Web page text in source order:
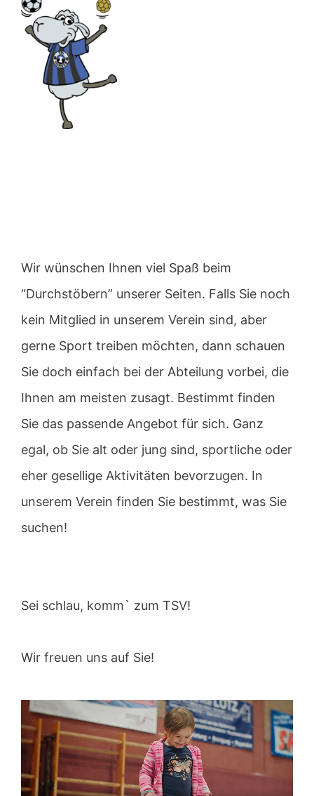
Wir wünschen Ihnen viel Spaß beim
“Durchstöbern” unserer Seiten. Falls Sie noch
kein Mitglied in unserem Verein sind, aber
gerne Sport treiben möchten, dann schauen
Sie doch einfach bei der Abteilung vorbei, die
Ihnen am meisten zusagt. Bestimmt finden
Sie das passende Angebot für sich. Ganz
egal, ob Sie alt oder jung sind, sportliche oder
eher gesellige Aktivitäten bevorzugen. In
unserem Verein finden Sie bestimmt, was Sie
suchen!
Sei schlau, komm` zum TSV!
Wir freuen uns auf Sie!